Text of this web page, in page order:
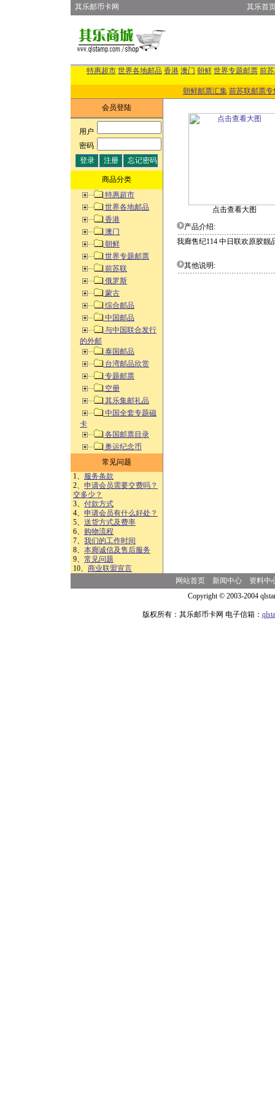
其乐邮币卡网 其乐首
特惠超市 世界各地邮品 香港 澳门 朝鲜 世界专题邮票 前
朝鲜邮票汇集 前苏联邮票专
会员登陆
用户:
密码:
商品分类
特惠超市
世界各地邮品
香港
澳门
朝鲜
世界专题邮票
前苏联
俄罗斯
蒙古
综合邮品
中国邮品
与中国联合发行
的外邮
泰国邮品
台湾邮品欣赏
专题邮票
空册
其乐集邮礼品
中国全套专题磁
卡
各国邮票目录
奥运纪念币
常见问题
1、 服务条款
2、 申请会员需要交费吗？
交多少？
3、 付款方式
4、 申请会员有什么好处？
5、 送货方式及费率
6、 购物流程
7、 我们的工作时间
8、 本廊诚信及售后服务
9、 常见问题
10、 商业联盟宣言
点击查看大图
产品介绍:
我廊售纪114 中日联欢原胶靓
其他说明:
网站首页 新闻中心
资料中
Copyright © 2003-2004
版权所有：其乐邮币卡网 电子信箱：